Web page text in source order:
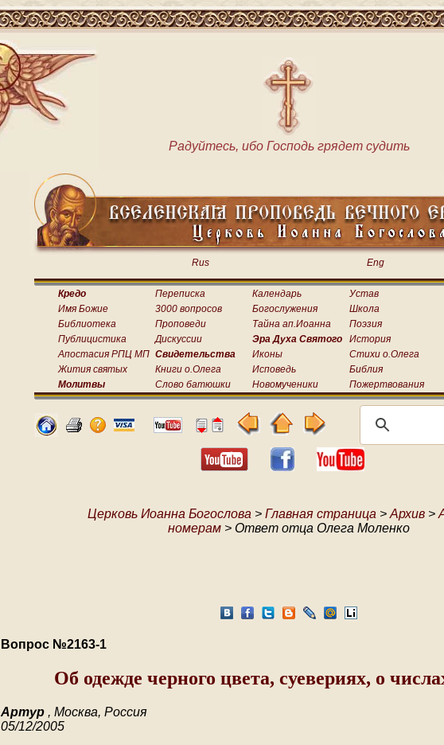
Радуйтесь, ибо Господь грядет судить
Rus Eng
Кредо Переписка Календарь Устав
Имя Божие
3000 вопросов Богослужения Школа
Библиотека
Проповеди Тайна ап.Иоанна Поэзия
Публицистика
Дискуссии Эра Духа Святого История
Апостасия РПЦ МП Свидетельства Иконы Стихи о.Олега
Жития святых
Книги о.Олега Исповедь Библия
Молитвы
Слово батюшки Новомученики Пожертвования
Церковь Иоанна Богослова > Главная страница > Архив>
номерам > Ответ отца Олега Моленко
Вопрос №2163-1
Об одежде черного цвета, суевериях, о
Артур , Москва, Россия
05/12/2005